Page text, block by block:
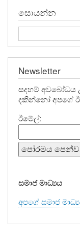
නිසා
ශෝකයට
පත්
සත්වයාව
අමා
පැන්
සිසිලසින්
බලංගොඩ
හිමි
සොයන්න
Search
Newsletter
සදහම් අවබෝධය
දකින්නෝ අපගේ
ඊමේල්:
සමාජ මාධ්‍යය
අපගේ සමාජ